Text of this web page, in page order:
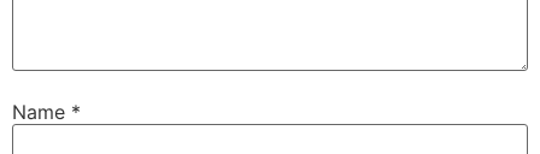
Name *